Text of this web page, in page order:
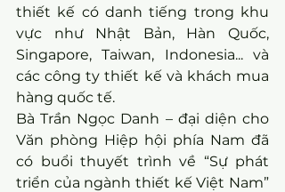
thiết kế có danh tiếng trong khu
vực như Nhật Bản, Hàn Quốc,
Singapore, Taiwan, Indonesia... và
các công ty thiết kế và khách mua
hàng quốc tế.
Bà Trần Ngọc Danh – đại diện cho
Văn phòng Hiệp hội phía Nam đã
có buổi thuyết trình về “Sự phát
triển của ngành thiết kế Việt Nam”